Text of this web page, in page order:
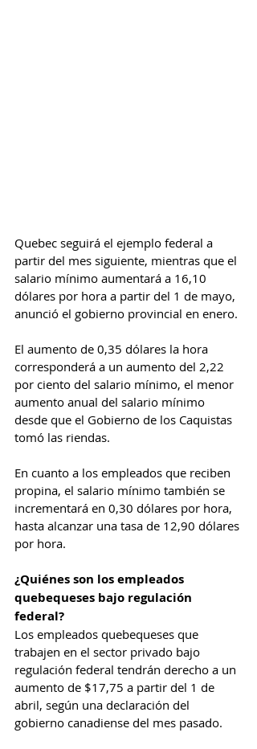
Quebec seguirá el ejemplo federal a
partir del mes siguiente, mientras que el
salario mínimo aumentará a 16,10
dólares por hora a partir del 1 de mayo,
anunció el gobierno provincial en enero.
El aumento de 0,35 dólares la hora
corresponderá a un aumento del 2,22
por ciento del salario mínimo, el menor
aumento anual del salario mínimo
desde que el Gobierno de los Caquistas
tomó las riendas.
En cuanto a los empleados que reciben
propina, el salario mínimo también se
incrementará en 0,30 dólares por hora,
hasta alcanzar una tasa de 12,90 dólares
por hora.
¿Quiénes son los empleados
quebequeses bajo regulación
federal?
Los empleados quebequeses que
trabajen en el sector privado bajo
regulación federal tendrán derecho a un
aumento de $17,75 a partir del 1 de
abril, según una declaración del
gobierno canadiense del mes pasado.